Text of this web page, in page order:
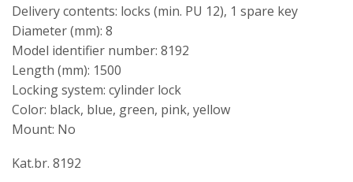
Delivery contents: locks (min. PU 12), 1 spare key
Diameter (mm): 8
Model identifier number: 8192
Length (mm): 1500
Locking system: cylinder lock
Color: black, blue, green, pink, yellow
Mount: No
Kat.br. 8192